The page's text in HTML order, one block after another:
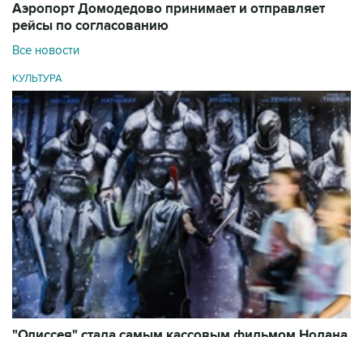
Аэропорт Домодедово принимает и отправляет
рейсы по согласованию
Все новости
КУЛЬТУРА